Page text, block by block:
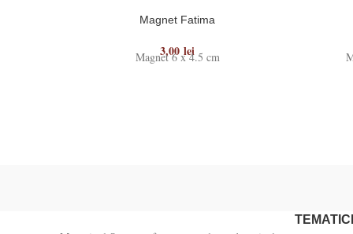
Magnet Fatima
3,00 lei
Magnet 6 x 4.5 cm